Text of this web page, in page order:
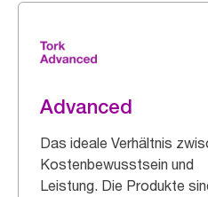
Advanced
Das ideale Verhältnis
Kostenbewusstsein und
Leistung. Die Produkte